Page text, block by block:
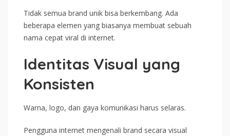
Tidak semua brand unik bisa berkembang. Ada
beberapa elemen yang biasanya membuat sebuah
nama cepat viral di internet.
Identitas Visual yang
Konsisten
Warna, logo, dan gaya komunikasi harus selaras.
Pengguna internet mengenali brand secara visual